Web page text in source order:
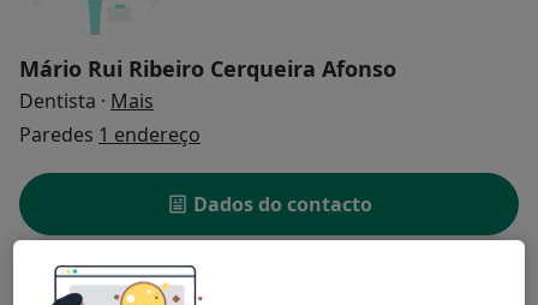
Mário Rui Ribeiro Cerqueira Afonso
Dentista · Mais
Paredes 1 endereço
Dados do contacto
Solicite um atendimento